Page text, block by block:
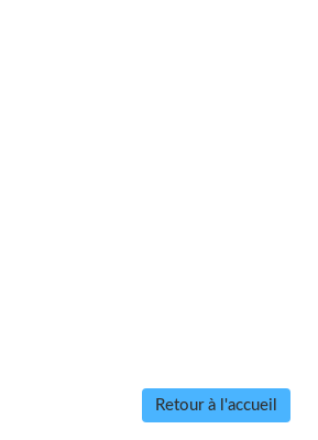
Retour à l'accueil